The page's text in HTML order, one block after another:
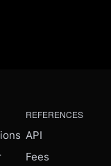
REFERENCES
API
Fees